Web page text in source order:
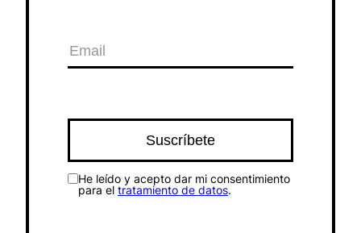
He leído y acepto dar mi consentimiento
para el tratamiento de datos.